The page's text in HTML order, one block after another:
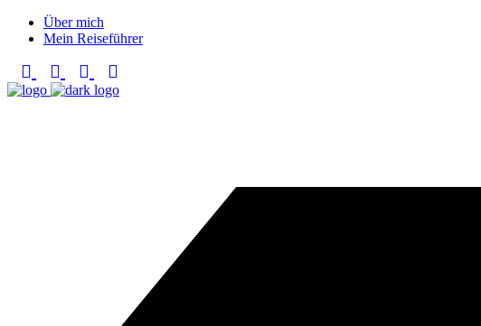
Über mich
Mein Reiseführer